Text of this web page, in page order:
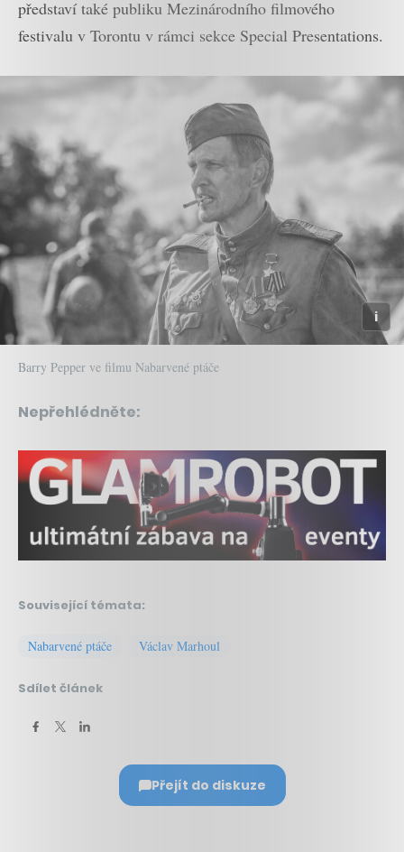
představí také publiku Mezinárodního filmového
festivalu v Torontu v rámci sekce Special Presentations.
Barry Pepper ve filmu Nabarvené ptáče
Nepřehlédněte:
Související témata:
Nabarvené ptáče Václav Marhoul
Sdílet článek
Přejít do diskuze